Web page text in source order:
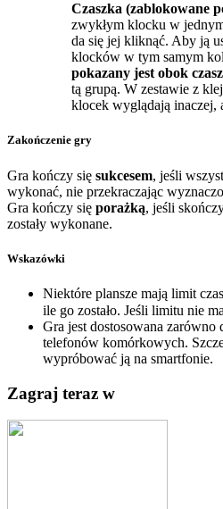
Czaszka (zablokowane
zwykłym klocku w
da się jej kliknąć. Aby ją
klocków w tym samym
pokazany jest obok
tą grupą. W zestawie z
klocek wyglądają inaczej,
Zakończenie gry
Gra kończy się sukcesem, jeśli
wykonać, nie przekraczając
Gra kończy się porażką, jeśli
zostały wykonane.
Wskazówki
Niektóre plansze mają limit
ile go zostało. Jeśli limitu nie
Gra jest dostosowana
telefonów komórkowych.
wypróbować ją na smartfonie.
Zagraj teraz w